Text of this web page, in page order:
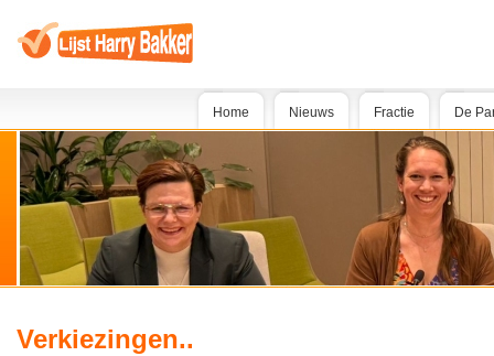
Home Nieuws Fractie De
Verkiezingen..